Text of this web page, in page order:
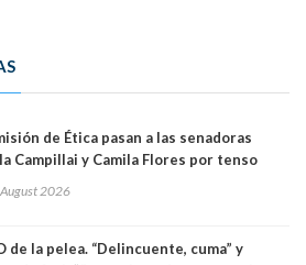
de Ética pasan a las senadoras
Campillai y Camila Flores por tenso
2026
de la pelea. “Delincuente, cuma” y